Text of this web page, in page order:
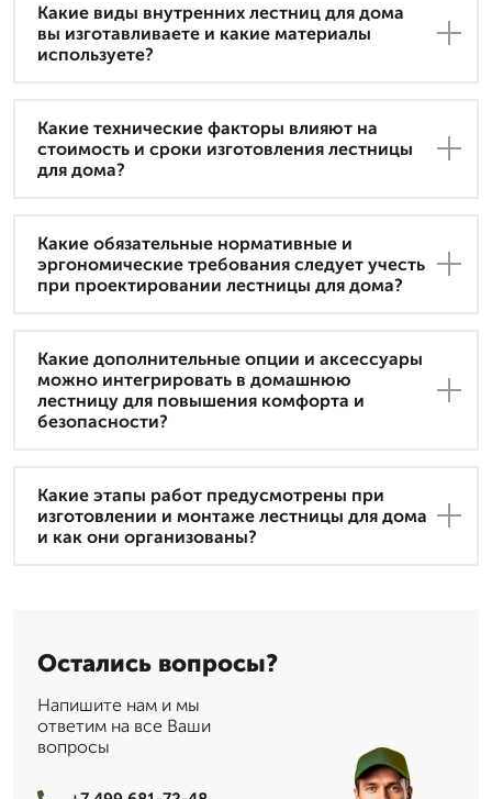
Какие виды внутренних лестниц для дома
вы изготавливаете и какие материалы
используете?
Какие технические факторы влияют на
стоимость и сроки изготовления лестницы
для дома?
Какие обязательные нормативные и
эргономические требования следует учесть
при проектировании лестницы для дома?
Какие дополнительные опции и аксессуары
можно интегрировать в домашнюю
лестницу для повышения комфорта и
безопасности?
Какие этапы работ предусмотрены при
изготовлении и монтаже лестницы для дома
и как они организованы?
Остались вопросы?
Напишите нам и мы
ответим на все Ваши
вопросы